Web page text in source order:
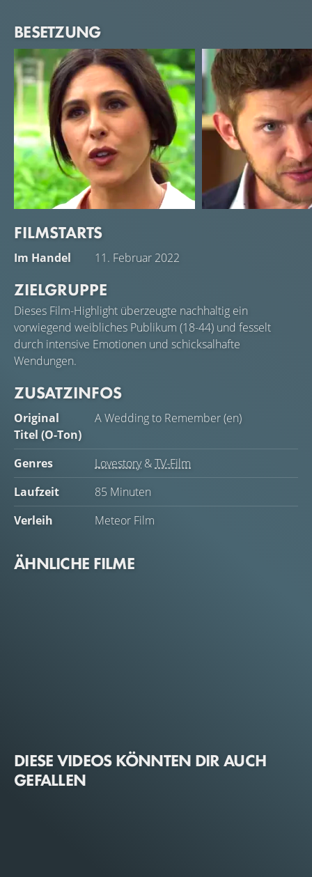
BESETZUNG
Cristina Rosato
Olivia Owens
FILMSTARTS
Im Handel 11. Februar 2022
ZIELGRUPPE
Dieses Film-Highlight überzeugte nachhaltig ein
vorwiegend weibliches Publikum (18-44) und fesselt
durch intensive Emotionen und schicksalhafte
Wendungen.
ZUSATZINFOS
Original
Titel (O-Ton)
A Wedding to Remember (en)
Genres Lovestory&TV-Film
Laufzeit
85 Minuten
Verleih
Meteor Film
ÄHNLICHE FILME
DIESE VIDEOS KÖNNTEN DIR AUCH
GEFALLEN